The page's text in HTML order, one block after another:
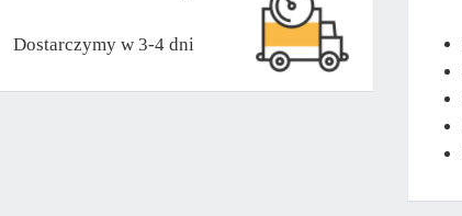
Dostarczymy w 3-4 dni